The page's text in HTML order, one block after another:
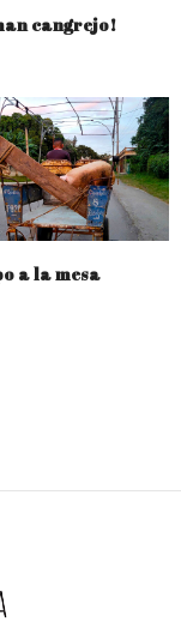
cangrejo!
a la mesa